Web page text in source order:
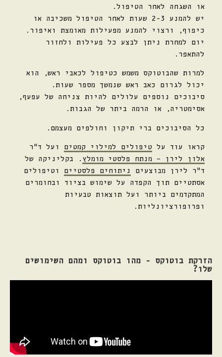
או השגחה לאחר הטיפול.
יש להמנע 2-3 שעות לאחר הטיפול משכיבה או
כיפוף, ורצוי להמנע מפעילות מאומצת ואיפור.
יום למחרת ניתן לבצע כל פעילות ולחזור
להתאפר.
למרות שהבוטוקס משמש כטיפול לכאבי ראש, הוא
יכול לגרום כאב ראש שנמשך מספר שעות.
סיבוכים נוספים עלולים להיות צניחה של עפעף,
אסימטריה, או הרמה ביתר של הגבות.
כל הסיבוכים ברי תיקון וחולפים מעצמם.
קראו עוד על טיפולים למילוי קמטים ועל ד"ר
אלון לירן – מנתח פלסטי מומלץ . בקליניקה של
ד"ר לירן מבוצעים
ניתוחים פלסטיים וטיפולים
אסתטיים תוך הקפדה על שימוש בציוד ובחומרים
המתקדמים ביותר ועל תוצאות טבעיות
ופרופורציונליות.
הזרקת בוטוקס - מהו בוטוקס ומהם השימושים
שלו?